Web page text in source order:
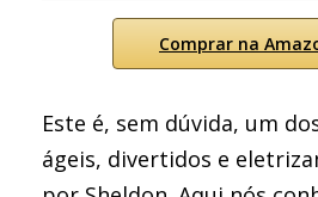
Comprar na
Este é, sem dúvida, um
ágeis, divertidos e